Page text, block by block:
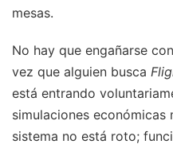
mesas.
No hay que engañarse
vez que alguien busca
está entrando
simulaciones económicas
sistema no está roto;